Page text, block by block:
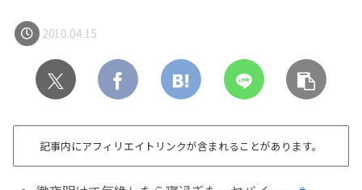
2010.04.15
記事内にアフィリエイトリンクが含まれることがあります。